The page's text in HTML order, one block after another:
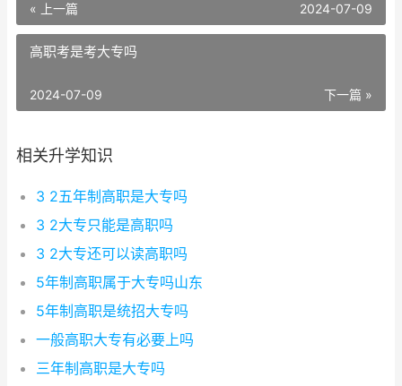
« 上一篇 2024-07-09
高职考是考大专吗
下一篇 »
2024-07-09
相关升学知识
3 2五年制高职是大专吗
3 2大专只能是高职吗
3 2大专还可以读高职吗
5年制高职属于大专吗山东
5年制高职是统招大专吗
一般高职大专有必要上吗
三年制高职是大专吗